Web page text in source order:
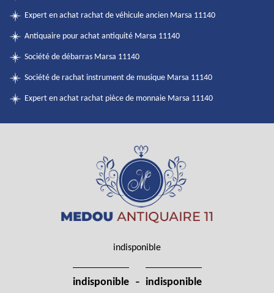
Expert en achat rachat de véhicule ancien Marsa 11140
Antiquaire pour achat antiquité Marsa 11140
Société de débarras Marsa 11140
Société de rachat instrument de musique Marsa 11140
Expert en achat rachat pièce de monnaie Marsa 11140
indisponible
indisponible - indisponible